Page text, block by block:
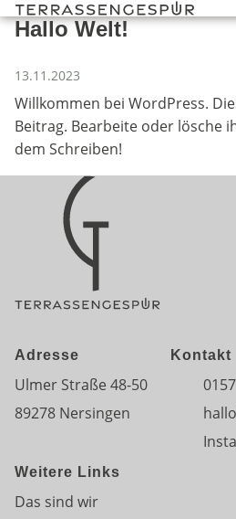
Hallo Welt!
Veröffentlicht am
13.11.2023
Willkommen bei WordPress.
Beitrag. Bearbeite oder lösche
dem Schreiben!
Adresse
Ulmer Straße 48-50
89278 Nersingen
Kontakt
Weitere Links
Das sind wir